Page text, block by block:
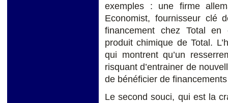
exemples : une firme
Economist, fournisseur clé
financement chez Total en
produit chimique de Total.
qui montrent qu’un
risquant d’entrainer de
de bénéficier de
Le second souci, qui est la